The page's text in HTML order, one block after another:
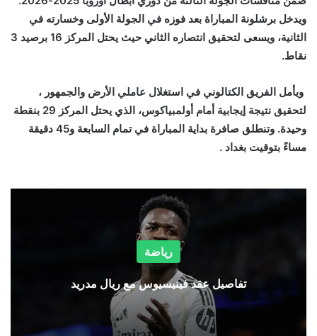
ويدخل برشلونة المباراة بعد فوزه في الجولة الأولى وخسارته في
الثانية، ويسعى لتحقيق انتصاره الثاني حيث يحتل المركز 16 برصيد 3
نقاط.
ويأمل الفريق الكتالوني في استغلال عاملي الأرض والجمهور ،
لتحقيق نتيجة إيجابية أمام أولمبياكوس، الذي يحتل المركز 29 بنقطة
وحيدة. وتنطلق صافرة بداية المباراة في تمام السابعة و45 دقيقة
مساءً بتوقيت بغداد .
رياضة
تفاصيل عقد فينيسيوس مع ريال مدريد